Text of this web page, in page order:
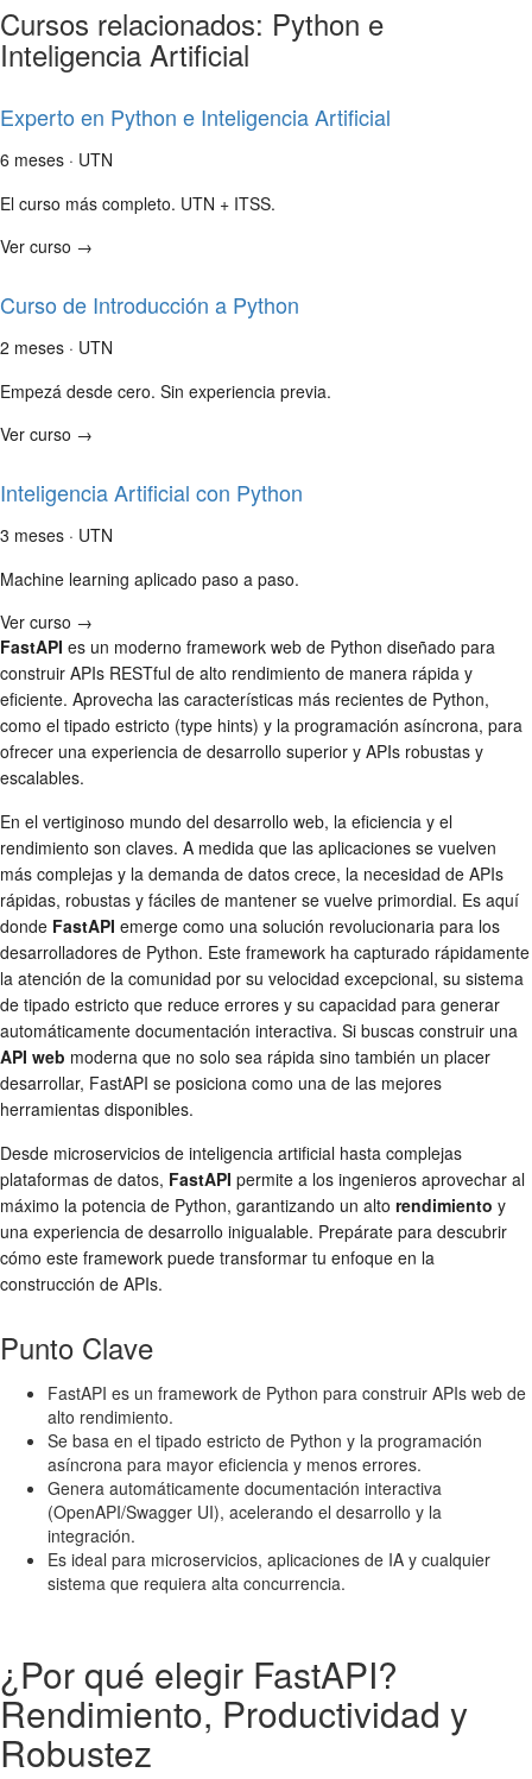
Cursos relacionados: Python e
Inteligencia Artificial
Experto en Python e Inteligencia Artificial
6 meses · UTN
El curso más completo. UTN + ITSS.
Ver curso →
Curso de Introducción a Python
2 meses · UTN
Empezá desde cero. Sin experiencia previa.
Ver curso →
Inteligencia Artificial con Python
3 meses · UTN
Machine learning aplicado paso a paso.
Ver curso →
FastAPI es un moderno framework web de Python diseñado para
construir APIs RESTful de alto rendimiento de manera rápida y
eficiente. Aprovecha las características más recientes de Python,
como el tipado estricto (type hints) y la programación asíncrona, para
ofrecer una experiencia de desarrollo superior y APIs robustas y
escalables.
En el vertiginoso mundo del desarrollo web, la eficiencia y el
rendimiento son claves. A medida que las aplicaciones se vuelven
más complejas y la demanda de datos crece, la necesidad de APIs
rápidas, robustas y fáciles de mantener se vuelve primordial. Es aquí
donde FastAPI emerge como una solución revolucionaria para los
desarrolladores de Python. Este framework ha capturado rápidamente
la atención de la comunidad por su velocidad excepcional, su sistema
de tipado estricto que reduce errores y su capacidad para generar
automáticamente documentación interactiva. Si buscas construir una
API web moderna que no solo sea rápida sino también un placer
desarrollar, FastAPI se posiciona como una de las mejores
herramientas disponibles.
Desde microservicios de inteligencia artificial hasta complejas
plataformas de datos, FastAPI permite a los ingenieros aprovechar al
máximo la potencia de Python, garantizando un alto rendimiento y
una experiencia de desarrollo inigualable. Prepárate para descubrir
cómo este framework puede transformar tu enfoque en la
construcción de APIs.
Punto Clave
FastAPI es un framework de Python para construir APIs web de
alto rendimiento.
Se basa en el tipado estricto de Python y la programación
asíncrona para mayor eficiencia y menos errores.
Genera automáticamente documentación interactiva
(OpenAPI/Swagger UI), acelerando el desarrollo y la
integración.
Es ideal para microservicios, aplicaciones de IA y cualquier
sistema que requiera alta concurrencia.
¿Por qué elegir FastAPI?
Rendimiento, Productividad y
Robustez